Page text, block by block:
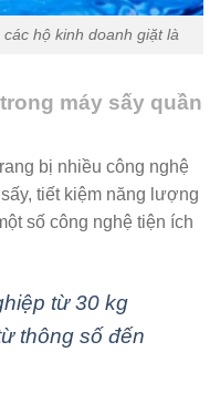
hộ kinh doanh giặt là
máy sấy quần
bị nhiều công nghệ
tiết kiệm năng lượng
số công nghệ tiện ích
từ 30 kg
thông số đến